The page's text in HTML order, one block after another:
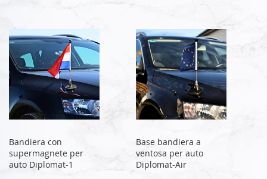
Bandiera con
supermagnete per
auto Diplomat-1
Base bandiera a
ventosa per auto
Diplomat-Air